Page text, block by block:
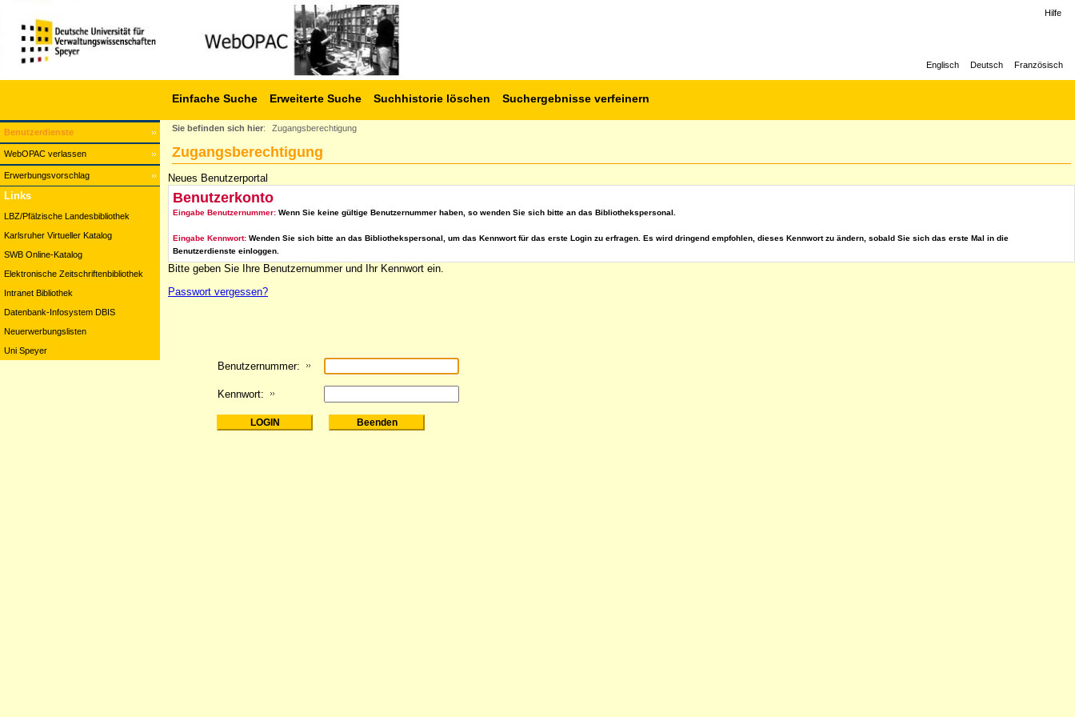
Benutzerdienste
WebOPAC verlassen
Erwerbungsvorschlag
Einfache Suche Erweiterte Suche Suchhistorie löschen Suchergebnisse verfeinern
Hilfe
Englisch Deutsch Französisch
Links
LBZ/Pfälzische Landesbibliothek
Karlsruher Virtueller Katalog
SWB Online-Katalog
Elektronische Zeitschriftenbibliothek
Intranet Bibliothek
Datenbank-Infosystem DBIS
Neuerwerbungslisten
Uni Speyer
Sie befinden sich hier: Zugangsberechtigung
Zugangsberechtigung
Neues Benutzerportal
Benutzerkonto
Eingabe Benutzernummer: Wenn Sie keine gültige Benutzernummer haben, so wenden Sie sich bitte an das Bibliothekspersonal.
Eingabe Kennwort: Wenden Sie sich bitte an das Bibliothekspersonal, um das Kennwort für das erste Login zu erfragen. Es wird dringend empfohlen, dieses Kennwort zu ändern, sobald Sie sich das erste Mal in die
Benutzerdienste einloggen.
Bitte geben Sie Ihre Benutzernummer und Ihr Kennwort ein.
Passwort vergessen?
Benutzernummer:
Kennwort: